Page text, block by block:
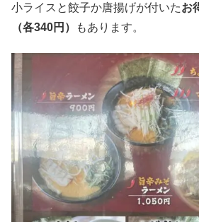
小ライスと餃子か唐揚げが付いたお
（各340円）
もあります。